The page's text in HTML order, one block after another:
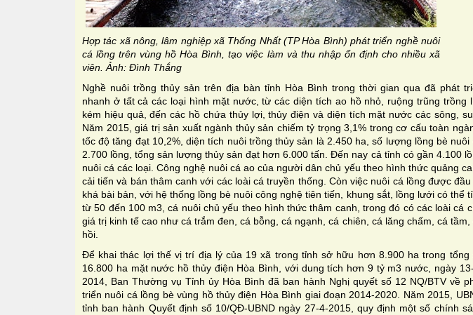
Hợp tác xã nông, lâm nghiệp xã Thống Nhất (TP Hòa Bình) phát triển nghề nuôi
cá lồng trên vùng hồ Hòa Bình, tạo việc làm và thu nhập ổn định cho nhiều xã
viên. Ảnh: Ðình Thắng
Nghề nuôi trồng thủy sản trên địa bàn tỉnh Hòa Bình trong thời gian qua đã phát
nhanh ở tất cả các loại hình mặt nước, từ các diện tích ao hồ nhỏ, ruộng trũng trồng
kém hiệu quả, đến các hồ chứa thủy lợi, thủy điện và diện tích mặt nước các sông,
Năm 2015, giá trị sản xuất ngành thủy sản chiếm tỷ trọng 3,1% trong cơ cấu toàn
tốc độ tăng đạt 10,2%, diện tích nuôi trồng thủy sản là 2.450 ha, số lượng lồng bè nuôi
2.700 lồng, tổng sản lượng thủy sản đạt hơn 6.000 tấn. Ðến nay cả tỉnh có gần 4.100
nuôi cá các loại. Công nghệ nuôi cá ao của người dân chủ yếu theo hình thức quảng
cải tiến và bán thâm canh với các loài cá truyền thống. Còn việc nuôi cá lồng được
khá bài bản, với hệ thống lồng bè nuôi công nghệ tiên tiến, khung sắt, lồng lưới có thể
từ 50 đến 100 m3, cá nuôi chủ yếu theo hình thức thâm canh, trong đó có các loài cá
giá trị kinh tế cao như cá trắm đen, cá bỗng, cá ngạnh, cá chiên, cá lăng chấm, cá tầm,
hồi.
Ðể khai thác lợi thế vị trí địa lý của 19 xã trong tỉnh sở hữu hơn 8.900 ha trong tổng
16.800 ha mặt nước hồ thủy điện Hòa Bình, với dung tích hơn 9 tỷ m3 nước, ngày
2014, Ban Thường vụ Tỉnh ủy Hòa Bình đã ban hành Nghị quyết số 12 NQ/BTV về
triển nuôi cá lồng bè vùng hồ thủy điện Hòa Bình giai đoạn 2014-2020. Năm 2015,
tỉnh ban hành Quyết định số 10/QÐ-UBND ngày 27-4-2015, quy định một số chính